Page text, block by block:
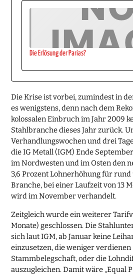
Die Erlösung der Parias?
Die Krise ist vorbei, zumindest in
es wenigstens, denn nach dem
kolossalen Einbruch im Jahr 2009
Stahlbranche dieses Jahr zurück.
Verhandlungswochen und drei
die IG Metall (IGM) Ende
im Nordwesten und im Osten den
3,6 Prozent Lohnerhöhung für
Branche, bei einer Laufzeit von 13
wird im November verhandelt.
Zeitgleich wurde ein weiterer
Monate) geschlossen. Die
sich laut IGM, ab Januar keine
einzusetzen, die weniger verdienen
Stammbelegschaft, oder die
auszugleichen. Damit wäre „Equal